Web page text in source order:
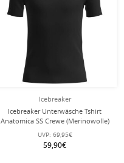
Icebreaker
Icebreaker Unterwäsche Tshirt
Anatomica SS Crewe (Merinowolle)
schwarz Herren
UVP: 69,95€
59,90€